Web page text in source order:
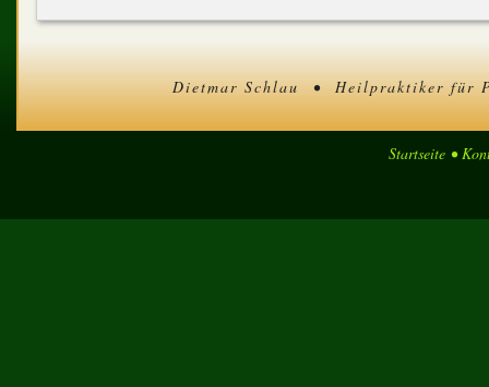
Dietmar Schlau • Heilpraktiker für
Startseite•